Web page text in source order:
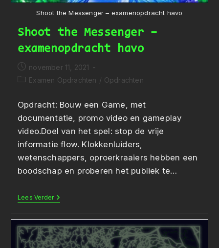
Shoot the Messenger – examenopdracht havo
Shoot the Messenger –
examenopdracht havo
Bericht
gepubliceerd
november 11, 2021
Berichtcategorie:
Examen Opdrachten / Opdrachten
Opdracht: Bouw een Game, met
documentatie, promo video en gameplay
video.Doel van het spel: stop de vrije
informatie flow. Klokkenluiders,
wetenschappers, oproerkraaiers hebben een
boodschap en proberen het publiek te…
Lees VerderShoot
The
Messenger
–
Examenopdracht
Havo